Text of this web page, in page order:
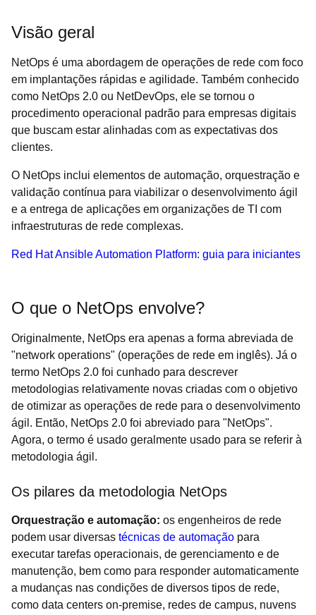
Visão geral
NetOps é uma abordagem de operações de rede com foco
em implantações rápidas e agilidade. Também conhecido
como NetOps 2.0 ou NetDevOps, ele se tornou o
procedimento operacional padrão para empresas digitais
que buscam estar alinhadas com as expectativas dos
clientes.
O NetOps inclui elementos de automação, orquestração e
validação contínua para viabilizar o desenvolvimento ágil
e a entrega de aplicações em organizações de TI com
infraestruturas de rede complexas.
Red Hat Ansible Automation Platform: guia para iniciantes
O que o NetOps envolve?
Originalmente, NetOps era apenas a forma abreviada de
"network operations" (operações de rede em inglês). Já o
termo NetOps 2.0 foi cunhado para descrever
metodologias relativamente novas criadas com o objetivo
de otimizar as operações de rede para o desenvolvimento
ágil. Então, NetOps 2.0 foi abreviado para "NetOps".
Agora, o termo é usado geralmente usado para se referir à
metodologia ágil.
Os pilares da metodologia NetOps
Orquestração e automação: os engenheiros de rede
podem usar diversas técnicas de automação para
executar tarefas operacionais, de gerenciamento e de
manutenção, bem como para responder automaticamente
a mudanças nas condições de diversos tipos de rede,
como data centers on-premise, redes de campus, nuvens